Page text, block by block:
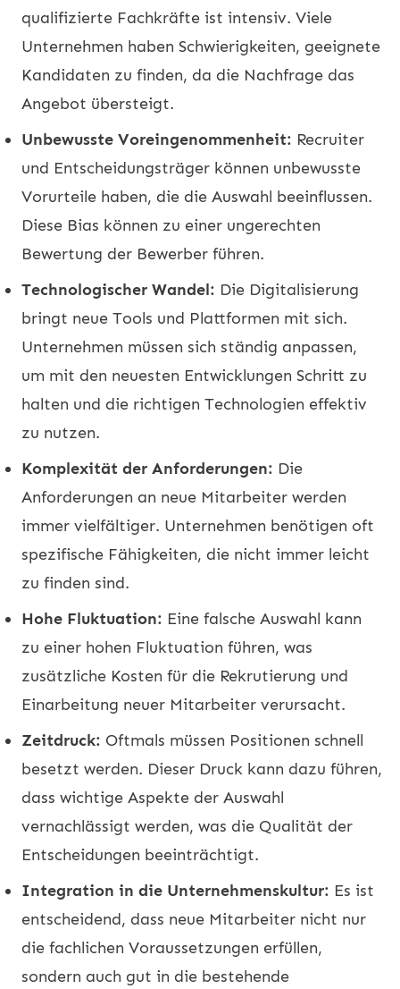
qualifizierte Fachkräfte ist intensiv. Viele
Unternehmen haben Schwierigkeiten, geeignete
Kandidaten zu finden, da die Nachfrage das
Angebot übersteigt.
Unbewusste Voreingenommenheit: Recruiter
und Entscheidungsträger können unbewusste
Vorurteile haben, die die Auswahl beeinflussen.
Diese Bias können zu einer ungerechten
Bewertung der Bewerber führen.
Technologischer Wandel: Die Digitalisierung
bringt neue Tools und Plattformen mit sich.
Unternehmen müssen sich ständig anpassen,
um mit den neuesten Entwicklungen Schritt zu
halten und die richtigen Technologien effektiv
zu nutzen.
Komplexität der Anforderungen: Die
Anforderungen an neue Mitarbeiter werden
immer vielfältiger. Unternehmen benötigen oft
spezifische Fähigkeiten, die nicht immer leicht
zu finden sind.
Hohe Fluktuation: Eine falsche Auswahl kann
zu einer hohen Fluktuation führen, was
zusätzliche Kosten für die Rekrutierung und
Einarbeitung neuer Mitarbeiter verursacht.
Zeitdruck: Oftmals müssen Positionen schnell
besetzt werden. Dieser Druck kann dazu führen,
dass wichtige Aspekte der Auswahl
vernachlässigt werden, was die Qualität der
Entscheidungen beeinträchtigt.
Integration in die Unternehmenskultur: Es ist
entscheidend, dass neue Mitarbeiter nicht nur
die fachlichen Voraussetzungen erfüllen,
sondern auch gut in die bestehende